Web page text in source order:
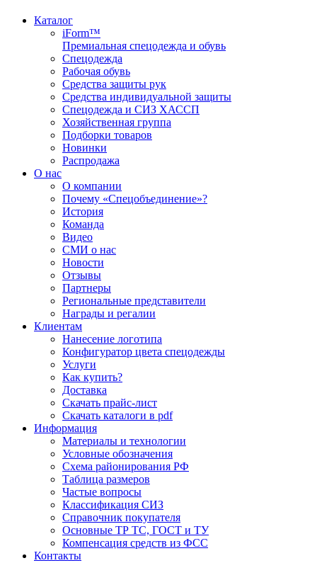
Каталог
iForm™
Премиальная спецодежда и обувь
Спецодежда
Рабочая обувь
Средства защиты рук
Средства индивидуальной защиты
Спецодежда и СИЗ ХАССП
Хозяйственная группа
Подборки товаров
Новинки
Распродажа
О нас
О компании
Почему «Спецобъединение»?
История
Команда
Видео
СМИ о нас
Новости
Отзывы
Партнеры
Региональные представители
Награды и регалии
Клиентам
Нанесение логотипа
Конфигуратор цвета спецодежды
Услуги
Как купить?
Доставка
Скачать прайс-лист
Скачать каталоги в pdf
Информация
Материалы и технологии
Условные обозначения
Схема районирования РФ
Таблица размеров
Частые вопросы
Классификация СИЗ
Справочник покупателя
Основные ТР ТС, ГОСТ и ТУ
Компенсация средств из ФСС
Контакты